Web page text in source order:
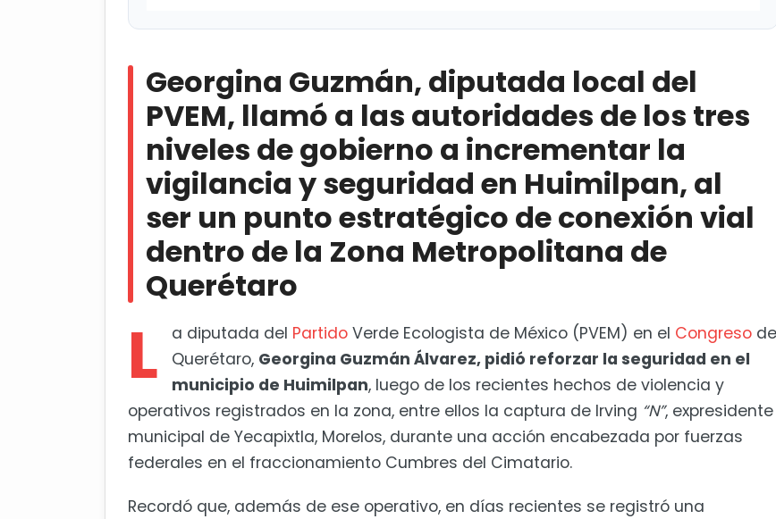
punto estratégico de conexión vial dentro de la Zona Metropolitana de Querétaro
Recuperación de daños por lluvias en la Sierra de Querétaro alcanza 96%
Georgina Guzmán, diputada local del
PVEM, llamó a las autoridades de los tres
niveles de gobierno a incrementar la
vigilancia y seguridad en Huimilpan, al
ser un punto estratégico de conexión vial
dentro de la Zona Metropolitana de
Querétaro
L a diputada del Partido Verde Ecologista de México (PVEM) en el Congreso de
Querétaro, Georgina Guzmán Álvarez, pidió reforzar la seguridad en el
municipio de Huimilpan, luego de los recientes hechos de violencia y
operativos registrados en la zona, entre ellos la captura de Irving “N”, expresidente
municipal de Yecapixtla, Morelos, durante una acción encabezada por fuerzas
federales en el fraccionamiento Cumbres del Cimatario.
Recordó que, además de ese operativo, en días recientes se registró una